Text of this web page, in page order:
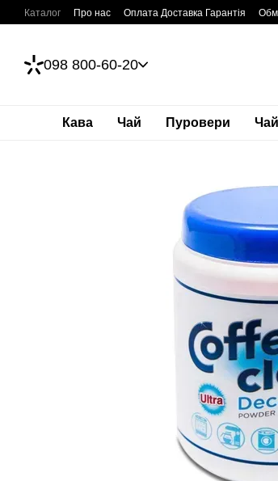
Перейти до основного контенту
Каталог Про нас Оплата Доставка Гарантія
098 800-60-20
Кава Чай Пуровери